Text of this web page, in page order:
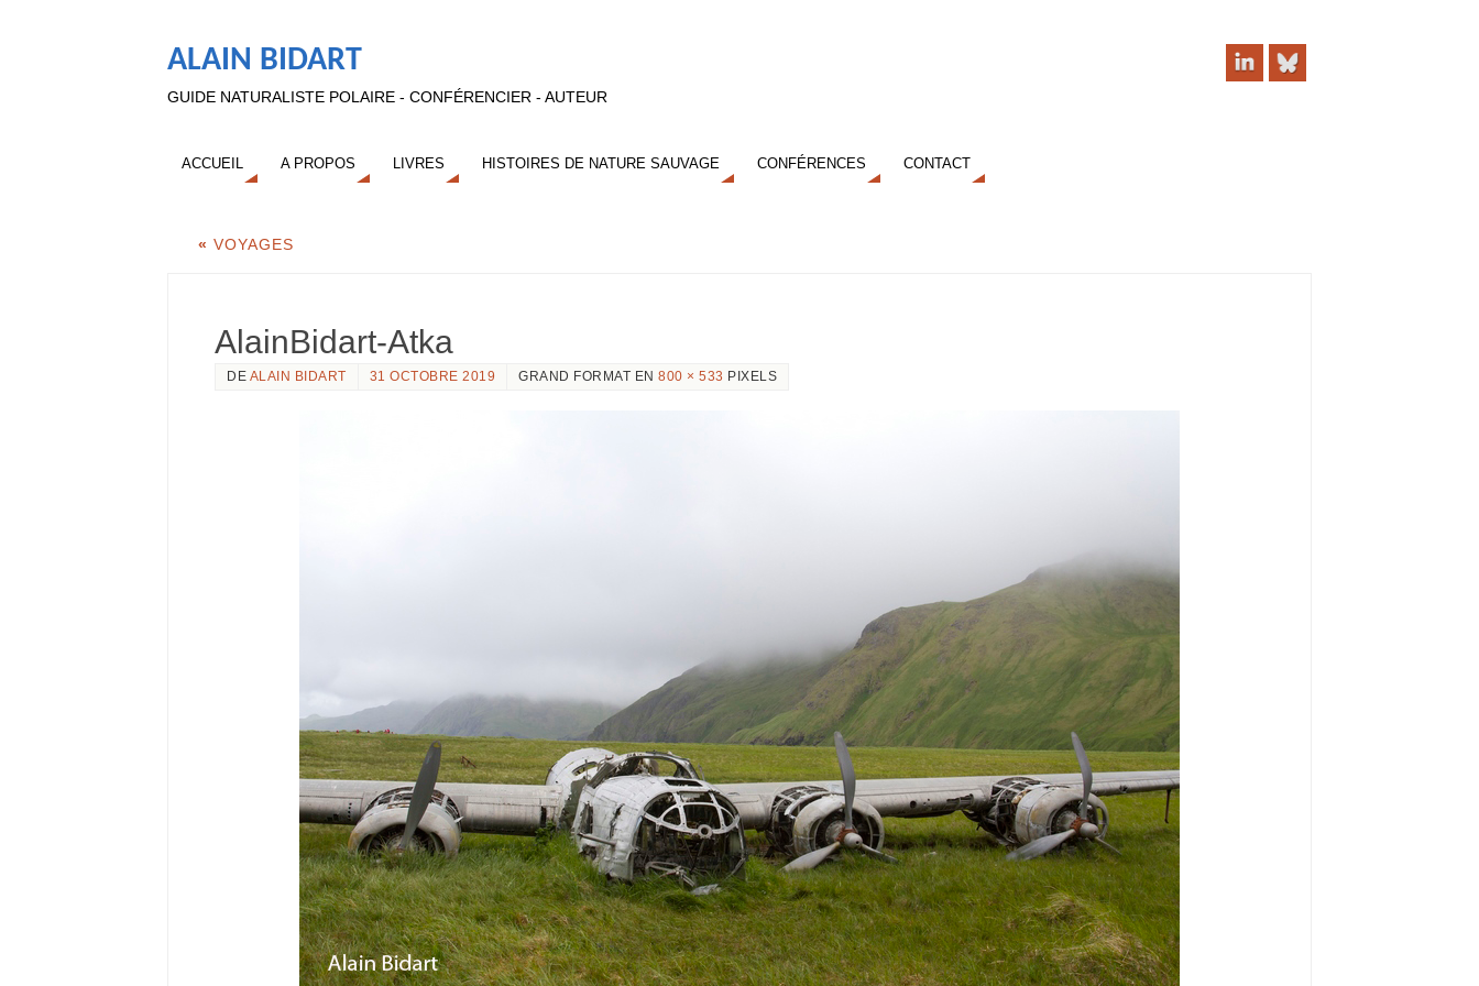
ALAIN BIDART
GUIDE NATURALISTE POLAIRE - CONFÉRENCIER - AUTEUR
ACCUEIL A PROPOS LIVRES HISTOIRES DE NATURE SAUVAGE CONFÉRENCES CONTACT
« VOYAGES
AlainBidart-Atka
DE ALAIN BIDART 31 OCTOBRE 2019 GRAND FORMAT EN 800 × 533 PIXELS